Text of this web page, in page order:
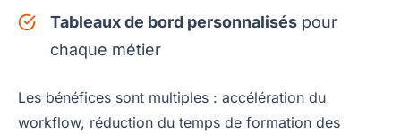
Tableaux de bord personnalisés pour
chaque métier
Les bénéfices sont multiples : accélération du
workflow, réduction du temps de formation des